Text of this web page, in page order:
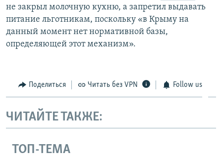
не закрыл молочную кухню, а запретил выдавать
питание льготникам, поскольку «в Крыму на
данный момент нет нормативной базы,
определяющей этот механизм».
Поделиться Читать без VPN Follow us
ЧИТАЙТЕ ТАКЖЕ:
ТОП-ТЕМА